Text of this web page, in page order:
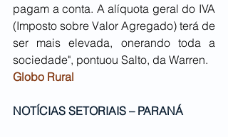
pagam a conta. A alíquota geral do IVA
(Imposto sobre Valor Agregado) terá de
ser mais elevada, onerando toda a
sociedade", pontuou Salto, da Warren.
Globo Rural
NOTÍCIAS SETORIAIS – PARANÁ